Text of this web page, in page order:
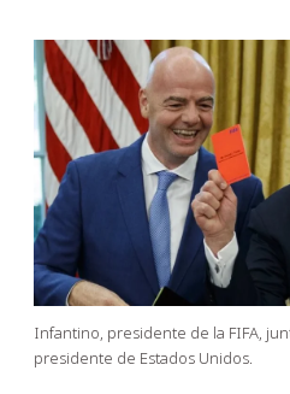
Infantino, presidente de la FIFA,
presidente de Estados Unidos.